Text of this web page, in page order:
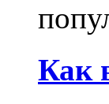
Как